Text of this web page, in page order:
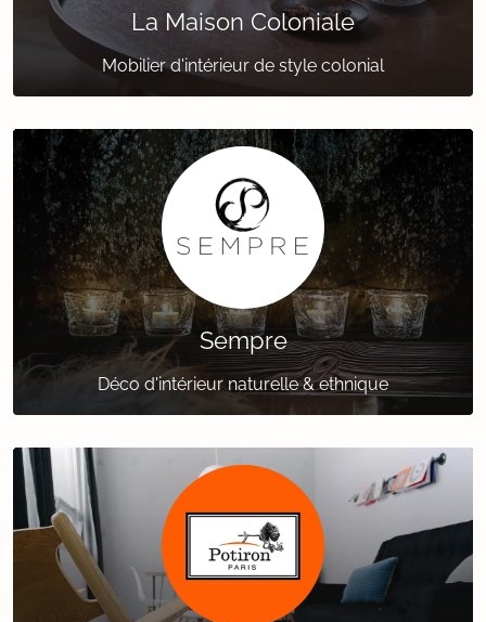
La Maison Coloniale
Mobilier d'intérieur de style colonial
Sempre
Déco d'intérieur naturelle & ethnique